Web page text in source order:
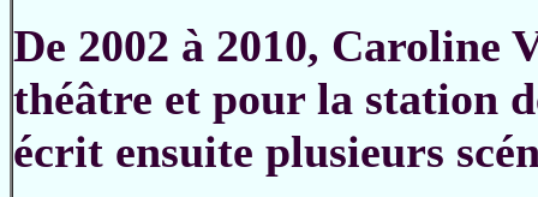
De 2002 à 2010, Caroline
théâtre et pour la station
écrit ensuite plusieurs